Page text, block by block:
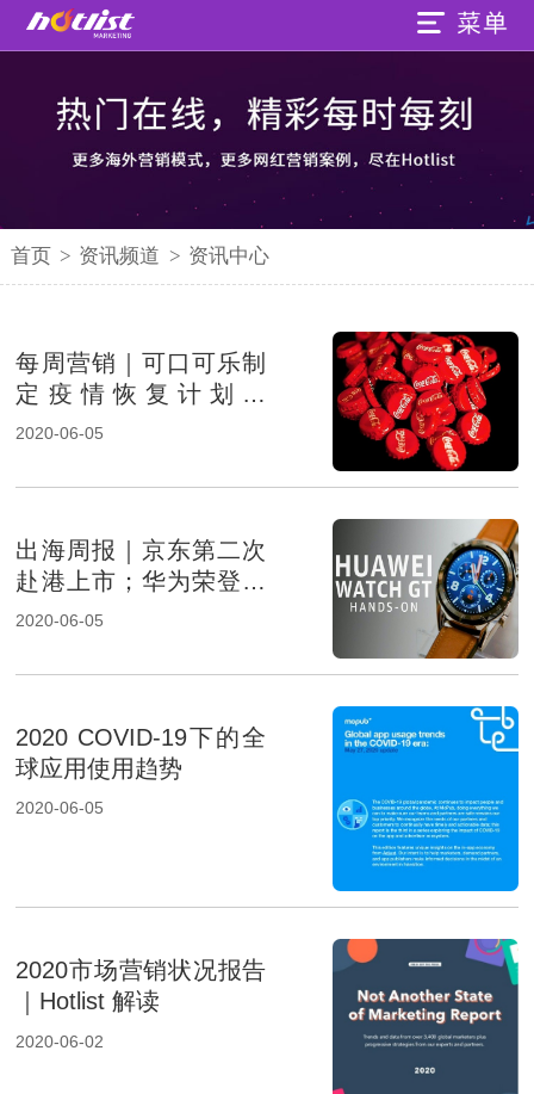
首页 > 资讯频道 > 资讯中心
每周营销｜可口可乐制
定疫情恢复计划；
Kappa赞助2021年橄榄
2020-06-05
出海周报｜京东第二次
赴港上市；华为荣登全
球智能手表市场份额第
2020-06-05
2020 COVID-19下的全
球应用使用趋势
2020-06-05
2020市场营销状况报告
｜Hotlist 解读
2020-06-02